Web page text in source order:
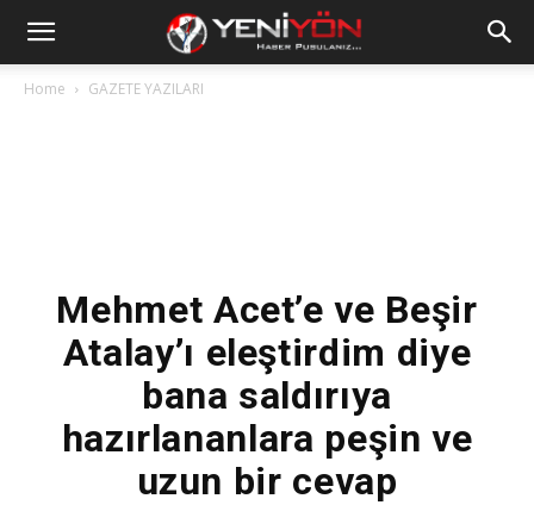
Home GAZETE YAZILARI
Mehmet Acet’e ve Beşir
Atalay’ı eleştirdim diye
bana saldırıya
hazırlananlara peşin ve
uzun bir cevap